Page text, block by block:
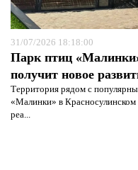
31/07/2026 18:18:00
Парк птиц
получит новое
Территория рядом с
«Малинки» в Красносулинском
реа...